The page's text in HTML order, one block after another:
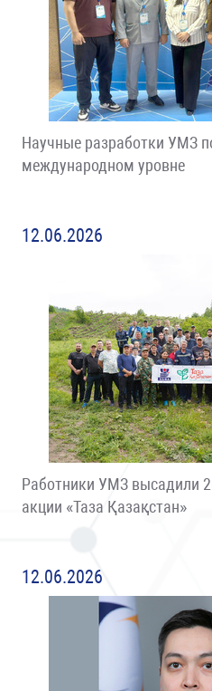
Научные разработки УМЗ
международном уровне
12.06.2026
Работники УМЗ высадили
акции «Таза Қазақстан»
12.06.2026